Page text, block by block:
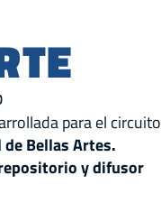
para el circuito
Bellas Artes.
y difusor